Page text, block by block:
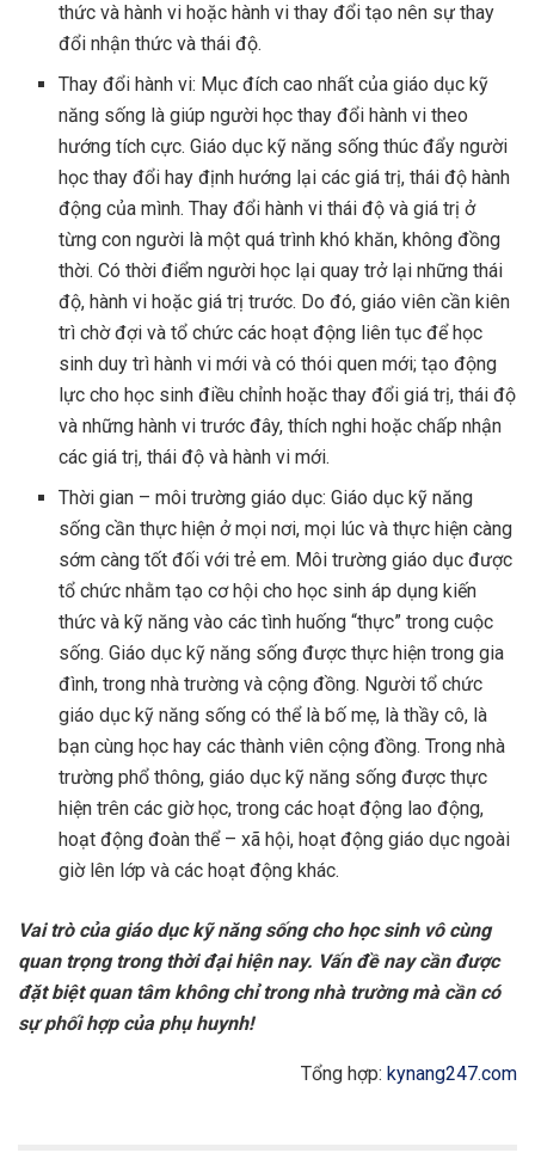
thức và hành vi hoặc hành vi thay đổi tạo nên sự thay
đổi nhận thức và thái độ.
Thay đổi hành vi: Mục đích cao nhất của giáo dục kỹ
năng sống là giúp người học thay đổi hành vi theo
hướng tích cực. Giáo dục kỹ năng sống thúc đẩy người
học thay đổi hay định hướng lại các giá trị, thái độ hành
động của mình. Thay đổi hành vi thái độ và giá trị ở
từng con người là một quá trình khó khăn, không đồng
thời. Có thời điểm người học lại quay trở lại những thái
độ, hành vi hoặc giá trị trước. Do đó, giáo viên cần kiên
trì chờ đợi và tổ chức các hoạt động liên tục để học
sinh duy trì hành vi mới và có thói quen mới; tạo động
lực cho học sinh điều chỉnh hoặc thay đổi giá trị, thái độ
và những hành vi trước đây, thích nghi hoặc chấp nhận
các giá trị, thái độ và hành vi mới.
Thời gian – môi trường giáo dục: Giáo dục kỹ năng
sống cần thực hiện ở mọi nơi, mọi lúc và thực hiện càng
sớm càng tốt đối với trẻ em. Môi trường giáo dục được
tổ chức nhằm tạo cơ hội cho học sinh áp dụng kiến
thức và kỹ năng vào các tình huống “thực” trong cuộc
sống. Giáo dục kỹ năng sống được thực hiện trong gia
đình, trong nhà trường và cộng đồng. Người tổ chức
giáo dục kỹ năng sống có thể là bố mẹ, là thầy cô, là
bạn cùng học hay các thành viên cộng đồng. Trong nhà
trường phổ thông, giáo dục kỹ năng sống được thực
hiện trên các giờ học, trong các hoạt động lao động,
hoạt động đoàn thể – xã hội, hoạt động giáo dục ngoài
giờ lên lớp và các hoạt động khác.
Vai trò của giáo dục kỹ năng sống cho học sinh vô cùng
quan trọng trong thời đại hiện nay. Vấn đề nay cần được
đặt biệt quan tâm không chỉ trong nhà trường mà cần có
sự phối hợp của phụ huynh!
Tổng hợp: kynang247.com